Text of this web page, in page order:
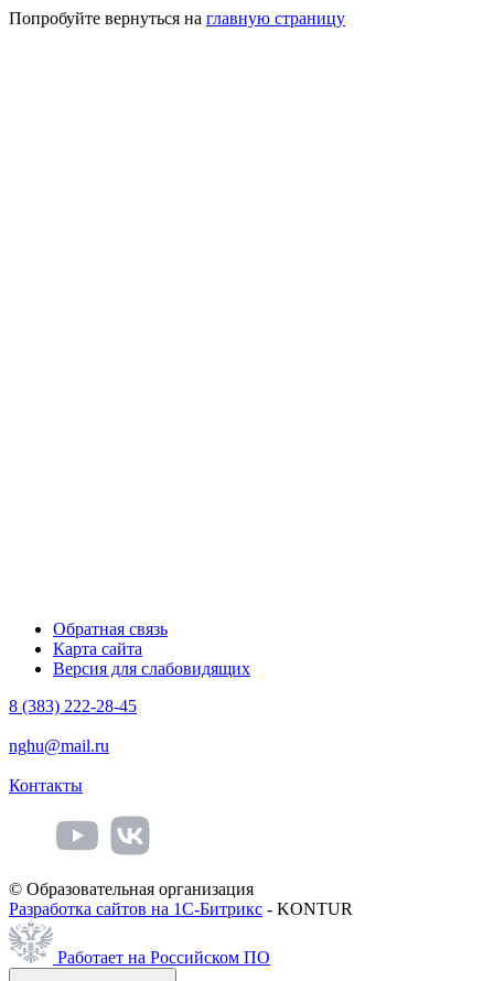
Попробуйте вернуться на главную страницу
Обратная связь
Карта сайта
Версия для слабовидящих
8 (383) 222-28-45
nghu@mail.ru
Контакты
© Образовательная организация
Разработка сайтов на 1С-Битрикс - KONTUR
Работает на Российском ПО